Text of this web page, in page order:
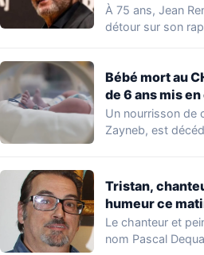
À 75 ans, Jean
détour sur son
Bébé mort au
de 6 ans mis
Un nourrisson de
Zayneb, est
Tristan,
humeur ce
Le chanteur et
nom Pascal